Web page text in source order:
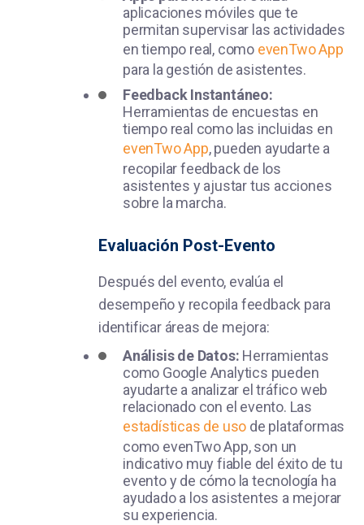
aplicaciones móviles que te
permitan supervisar las actividades
en tiempo real, como evenTwo App
para la gestión de asistentes.
Feedback Instantáneo:
Herramientas de encuestas en
tiempo real como las incluidas en
evenTwo App, pueden ayudarte a
recopilar feedback de los
asistentes y ajustar tus acciones
sobre la marcha.
Evaluación Post-Evento
Después del evento, evalúa el
desempeño y recopila feedback para
identificar áreas de mejora:
Análisis de Datos: Herramientas
como Google Analytics pueden
ayudarte a analizar el tráfico web
relacionado con el evento. Las
estadísticas de uso de plataformas
como evenTwo App, son un
indicativo muy fiable del éxito de tu
evento y de cómo la tecnología ha
ayudado a los asistentes a mejorar
su experiencia.